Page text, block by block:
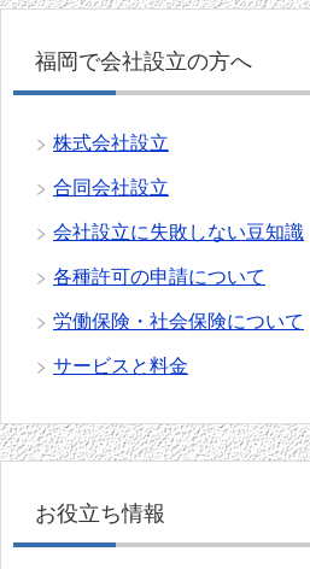
福岡で会社設立の方へ
株式会社設立
合同会社設立
会社設立に失敗しない豆知識
各種許可の申請について
労働保険・社会保険について
サービスと料金
お役立ち情報